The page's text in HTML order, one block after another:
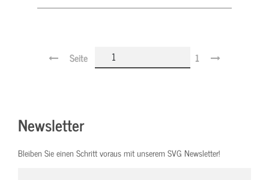
Seite 1
Newsletter
Bleiben Sie einen Schritt voraus mit unserem SVG Newsletter!